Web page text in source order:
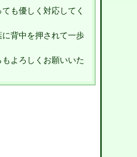
も優しく対応してく
背中を押されて一歩
よろしくお願いいた